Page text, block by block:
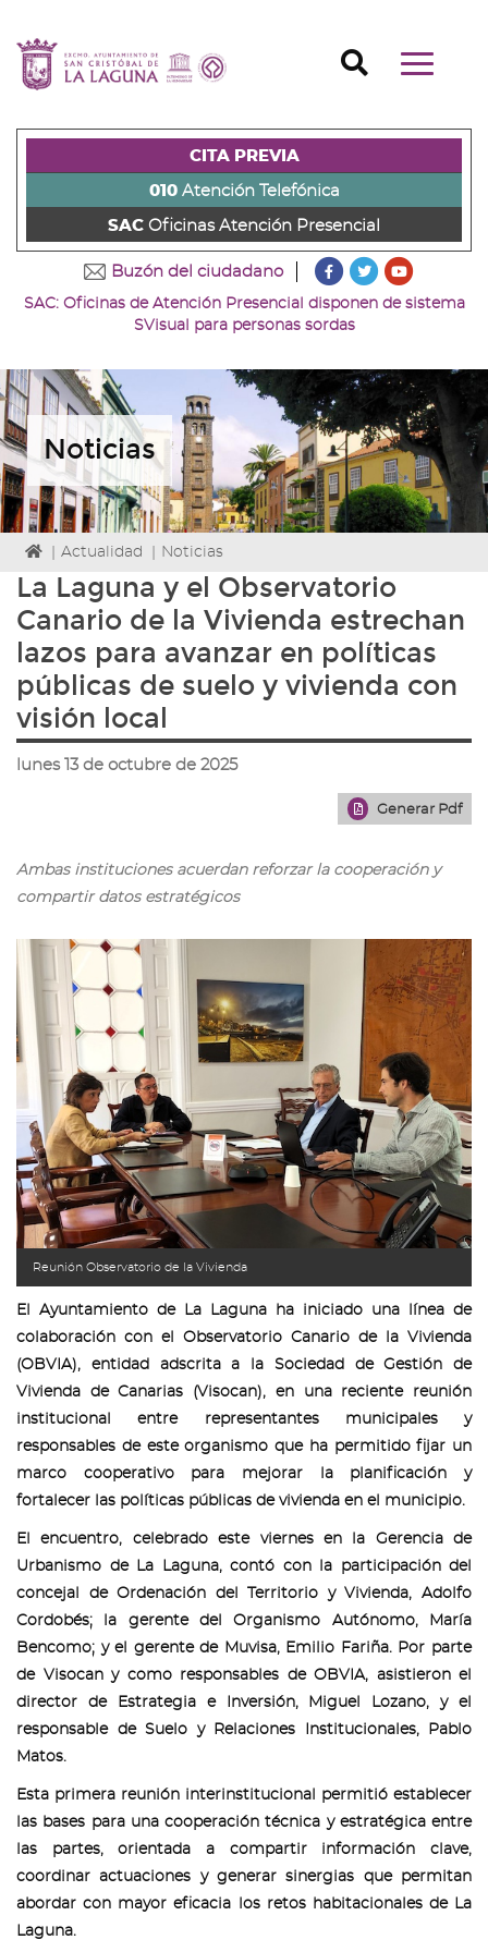
contenido
principal
página
s)
a
la
la
+
Ir
al
la
+
Ir
principal
u)
Mostrar/
Buscador
CITA PREVIA
010Atención Telefónica
SAC Oficinas Atención Presencial
Buzón del ciudadano
???
Ir
a
página
de
Facebook
???
Ir
página
de
Twitter
Ir
canal
de
Youtube
SAC: Oficinas de Atención Presencial disponen de sistema
SVisual para personas sordas
Noticias
Icono
Home
para
a
la
de
inicio
Actualidad Noticias
La Laguna y el Observatorio
Canario de la Vivienda estrechan
lazos para avanzar en políticas
públicas de suelo y vivienda con
visión local
lunes 13 de octubre de 2025
Generar Pdf
Ambas instituciones acuerdan reforzar la cooperación y
compartir datos estratégicos
Reunión Observatorio de la Vivienda
El Ayuntamiento de La Laguna ha iniciado una línea de
colaboración con el Observatorio Canario de la Vivienda
(OBVIA), entidad adscrita a la Sociedad de Gestión de
Vivienda de Canarias (Visocan), en una reciente reunión
institucional entre representantes municipales y
responsables de este organismo que ha permitido fijar un
marco cooperativo para mejorar la planificación y
fortalecer las políticas públicas de vivienda en el municipio.
El encuentro, celebrado este viernes en la Gerencia de
Urbanismo de La Laguna, contó con la participación del
concejal de Ordenación del Territorio y Vivienda, Adolfo
Cordobés; la gerente del Organismo Autónomo, María
Bencomo; y el gerente de Muvisa, Emilio Fariña. Por parte
de Visocan y como responsables de OBVIA, asistieron el
director de Estrategia e Inversión, Miguel Lozano, y el
responsable de Suelo y Relaciones Institucionales, Pablo
Matos.
Esta primera reunión interinstitucional permitió establecer
las bases para una cooperación técnica y estratégica entre
las partes, orientada a compartir información clave,
coordinar actuaciones y generar sinergias que permitan
abordar con mayor eficacia los retos habitacionales de La
Laguna.